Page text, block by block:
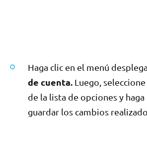
Haga clic en el menú
de cuenta. Luego, seleccione
de la lista de opciones y haga
guardar los cambios